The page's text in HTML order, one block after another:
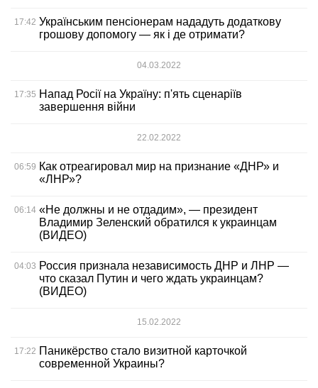
17:42 Українським пенсіонерам нададуть додаткову
грошову допомогу — як і де отримати?
04.03.2022
17:35 Напад Росії на Україну: п'ять сценаріїв
завершення війни
22.02.2022
06:59 Как отреагировал мир на признание «ДНР» и
«ЛНР»?
06:14 «Не должны и не отдадим», — президент
Владимир Зеленский обратился к украинцам
(ВИДЕО)
04:03 Россия признала независимость ДНР и ЛНР —
что сказал Путин и чего ждать украинцам?
(ВИДЕО)
15.02.2022
17:22 Паникёрство стало визитной карточкой
современной Украины?